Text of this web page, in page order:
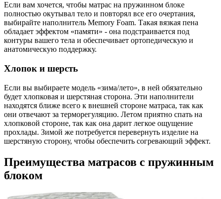
Если вам хочется, чтобы матрас на пружинном блоке
полностью окутывал тело и повторял все его очертания,
выбирайте наполнитель Memory Foam. Такая вязкая пена
обладает эффектом «памяти» - она подстраивается под
контуры вашего тела и обеспечивает ортопедическую и
анатомическую поддержку.
Хлопок и шерсть
Если вы выбираете модель «зима/лето», в ней обязательно
будет хлопковая и шерстяная сторона. Эти наполнители
находятся ближе всего к внешней стороне матраса, так как
они отвечают за терморегуляцию. Летом приятно спать на
хлопковой стороне, так как она дарит легкое ощущение
прохлады. Зимой же потребуется перевернуть изделие на
шерстяную сторону, чтобы обеспечить согревающий эффект.
Преимущества матрасов с пружинным
блоком